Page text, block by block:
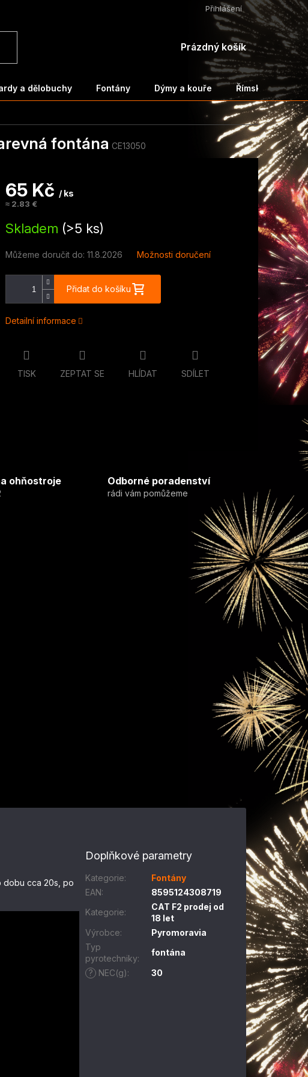
Přihlášení
NÁKUPNÍ
KOŠÍK
Prázdný košík
a dělobuchy Fontány Dýmy a kouře Římské svíce a
fontána CE13050
65 Kč / ks
≈ 2.83 €
cena:
Skladem (>5 ks)
Můžeme doručit do: 11.8.2026 Možnosti doručení
Přidat do košíku
Detailní informace
TISK ZEPTAT SE HLÍDAT SDÍLET
ohňostroje Odborné poradenství
rádi vám pomůžeme
dobu cca 20s, po
Doplňkové parametry
Kategorie:
Fontány
EAN:
8595124308719
Kategorie:
CAT F2 prodej od
18 let
Výrobce:
Pyromoravia
Typ
pyrotechniky:
fontána
?
NEC(g): 30